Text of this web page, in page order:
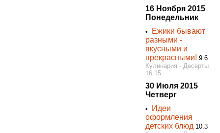
16 Ноября 2015
Понедельник
•
Ежики бывают
разными -
вкусными и
прекрасными!9.6
Кулинария - Десерты
16:15
30 Июля 2015
Четверг
•
Идеи
оформления
детских блюд 10.3